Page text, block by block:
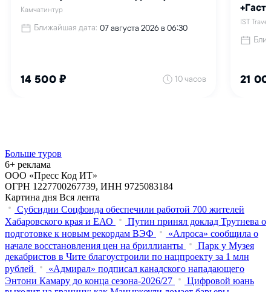
Больше туров
6+ реклама
ООО «Пресс Код ИТ»
ОГРН 1227700267739, ИНН 9725083184
Картина дня Вся лента
Субсидии Соцфонда обеспечили работой 700 жителей
Хабаровского края и ЕАО
Путин принял доклад Трутнева о
подготовке к новым рекордам ВЭФ
«Алроса» сообщила о
начале восстановления цен на бриллианты
Парк у Музея
декабристов в Чите благоустроили по нацпроекту за 1 млн
рублей
«Адмирал» подписал канадского нападающего
Энтони Камару до конца сезона-2026/27
Цифровой юань